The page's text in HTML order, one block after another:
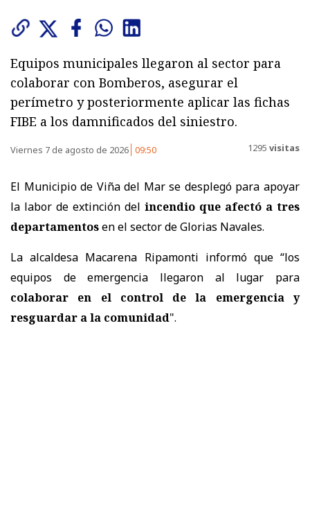
Equipos municipales llegaron al sector para
colaborar con Bomberos, asegurar el
perímetro y posteriormente aplicar las fichas
FIBE a los damnificados del siniestro.
Viernes 7 de agosto de 2026 09:50 1295 visitas
El Municipio de Viña del Mar se desplegó para apoyar
la labor de extinción del incendio que afectó a tres
departamentosen el sector de Glorias Navales.
La alcaldesa Macarena Ripamonti informó que “los
equipos de emergencia llegaron al lugar para
colaborar en el control de la emergencia y
resguardar a la comunidad".